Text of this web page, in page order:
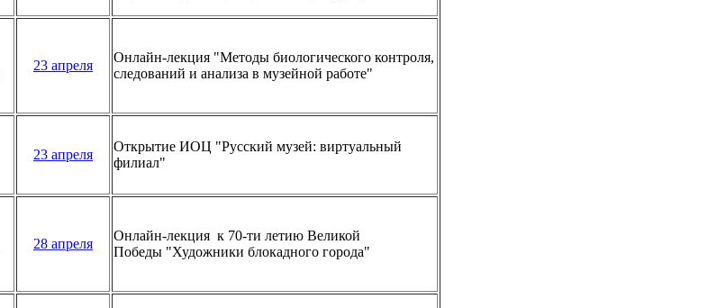
23 апреля
Онлайн-лекция "Методы биологического контроля,
следований и анализа в музейной работе"
23 апреля
Открытие ИОЦ "Русский музей: виртуальный
филиал"
28 апреля
Онлайн-лекция к 70-ти летию Великой
Победы "Художники блокадного города"